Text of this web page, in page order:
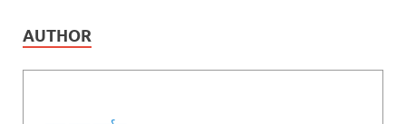
AUTHOR